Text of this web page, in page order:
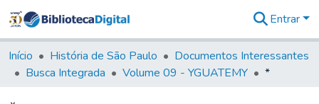
&
Coleções
Tudo na
Entrar
Início História de São Paulo
Documentos Interessantes
Busca Integrada
Volume 09 - YGUATEMY *